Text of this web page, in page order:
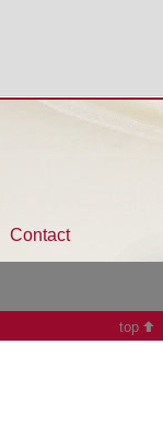
Contact
top